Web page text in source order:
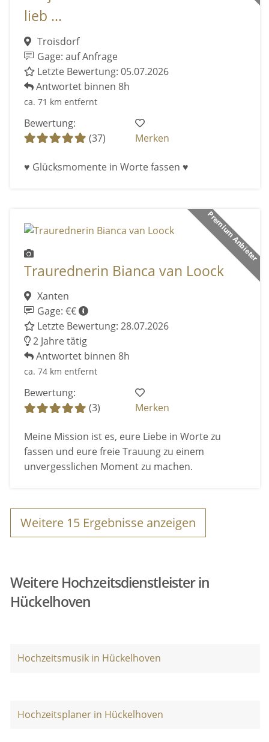
lieb ...
Troisdorf
Gage: auf Anfrage
Letzte Bewertung: 05.07.2026
Antwortet binnen 8h
ca. 71 km entfernt
Bewertung:
(37)
Merken
♥ Glücksmomente in Worte fassen ♥
Premium Anbieter
Traurednerin Bianca van Loock
Xanten
Gage: €€
Letzte Bewertung: 28.07.2026
2 Jahre tätig
Antwortet binnen 8h
ca. 74 km entfernt
Bewertung:
(3)
Merken
Meine Mission ist es, eure Liebe in Worte zu
fassen und eure freie Trauung zu einem
unvergesslichen Moment zu machen.
Weitere 15 Ergebnisse anzeigen
Weitere Hochzeitsdienstleister in
Hückelhoven
Hochzeitsmusik in Hückelhoven
Hochzeitsplaner in Hückelhoven